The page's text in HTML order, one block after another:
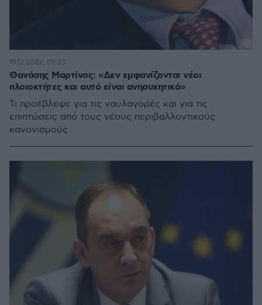
Θανάσης Μαρτίνος: «Δεν εμφανίζονται νέοι
πλοιοκτήτες και αυτό είναι ανησυχητικό»
Τι προέβλεψε για τις ναυλαγορές και για τις
επιπτώσεις από τους νέους περιβαλλοντικούς
κανονισμούς
19.12.2022, 09:23